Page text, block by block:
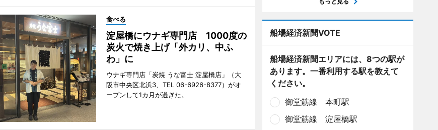
食べる
淀屋橋にウナギ専門店 1000度の
炭火で焼き上げ「外カリ、中ふ
わ」に
ウナギ専門店「炭焼 うな富士 淀屋橋店」（大
阪市中央区北浜3、TEL 06-6926-8377）がオ
ープンして1カ月が過ぎた。
船場経済新聞VOTE
船場経済新聞エリアには、8つの駅が
あります。一番利用する駅を教えて
ください。
御堂筋線 本町駅
御堂筋線 淀屋橋駅